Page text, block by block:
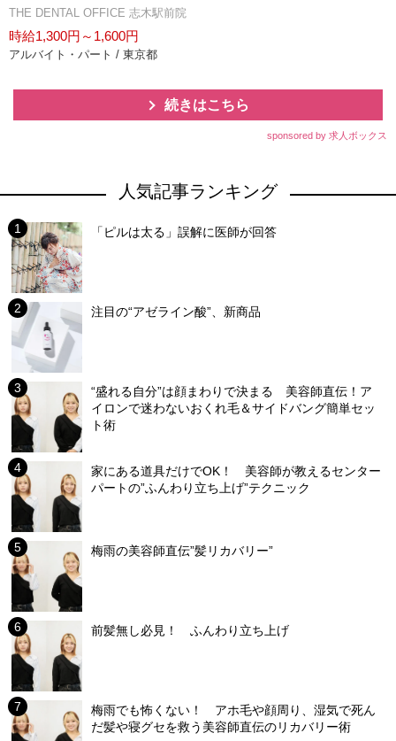
THE DENTAL OFFICE 志木駅前院
時給1,300円～1,600円
アルバイト・パート / 東京都
続きはこちら
sponsored by 求人ボックス
人気記事ランキング
「ピルは太る」誤解に医師が回答
注目の“アゼライン酸”、新商品
“盛れる自分”は顔まわりで決まる 美容師直伝！ア
イロンで迷わないおくれ毛＆サイドバング簡単セッ
ト術
家にある道具だけでOK！ 美容師が教えるセンター
パートの”ふんわり立ち上げ”テクニック
梅雨の美容師直伝”髪リカバリー”
前髪無し必見！ ふんわり立ち上げ
梅雨でも怖くない！ アホ毛や顔周り、湿気で死ん
だ髪や寝グセを救う美容師直伝のリカバリー術